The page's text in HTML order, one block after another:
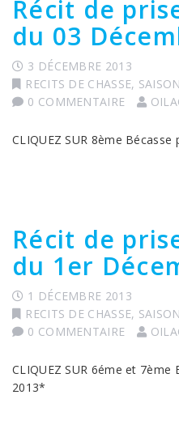
Récit de
du 03
3 DÉCEMBRE 2013
RECITS DE CHASSE,
0 COMMENTAIRE
CLIQUEZ SUR 8ème
Récit de
du 1er
1 DÉCEMBRE 2013
RECITS DE CHASSE,
0 COMMENTAIRE
CLIQUEZ SUR 6éme et
2013*